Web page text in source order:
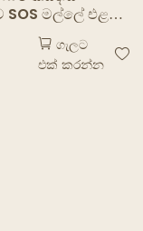
SOS මල්ලේ එළවළු
බෑග් පැකේජය
ක්රාෆ්ට්
පාන් සුනඛ ආහාර
ගැලට
එක් කරන්න